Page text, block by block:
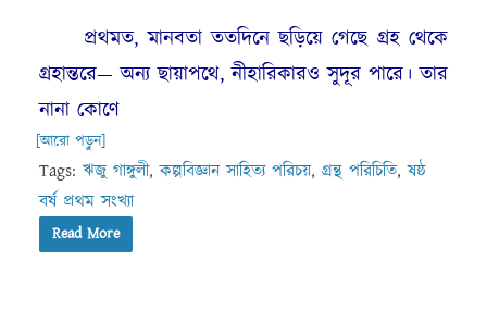
প্রথমত, মানবতা ততদিনে ছড়িয়ে গেছে গ্রহ থেকে
গ্রহান্তরে— অন্য ছায়াপথে, নীহারিকারও সুদূর পারে। তার
নানা কোণে
[আরো পড়ুন]
Tags: ঋজু গাঙ্গুলী,কল্পবিজ্ঞান সাহিত্য পরিচয়, গ্রন্থ পরিচিতি,ষষ্ঠ
বর্ষ প্রথম সংখ্যা
Read More